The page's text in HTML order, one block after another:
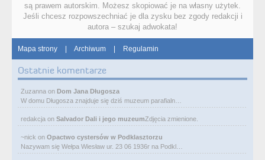
są prawem autorskim. Możesz skopiować je na własny użytek.
Jeśli chcesz rozpowszechniać je dla zysku bez zgody redakcji i
autora – szukaj adwokata!
Mapa strony | Archiwum | Regulamin
Ostatnie komentarze
Zuzanna on Dom Jana Długosza
W domu Długosza znajduje się dziś muzeum parafialn…
redakcja on Salvador Dali i jego muzeumZdjęcia zmienione.
~nick on Opactwo cystersów w Podklasztorzu
Nazywam się Wełpa Wiesław ur. 23 06 1936r na Podkl…